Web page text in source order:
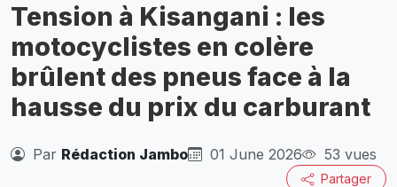
Tension à Kisangani : les
motocyclistes en colère
brûlent des pneus face à la
hausse du prix du carburant
Par Rédaction Jambo 01 June 2026 53 vues
Partager